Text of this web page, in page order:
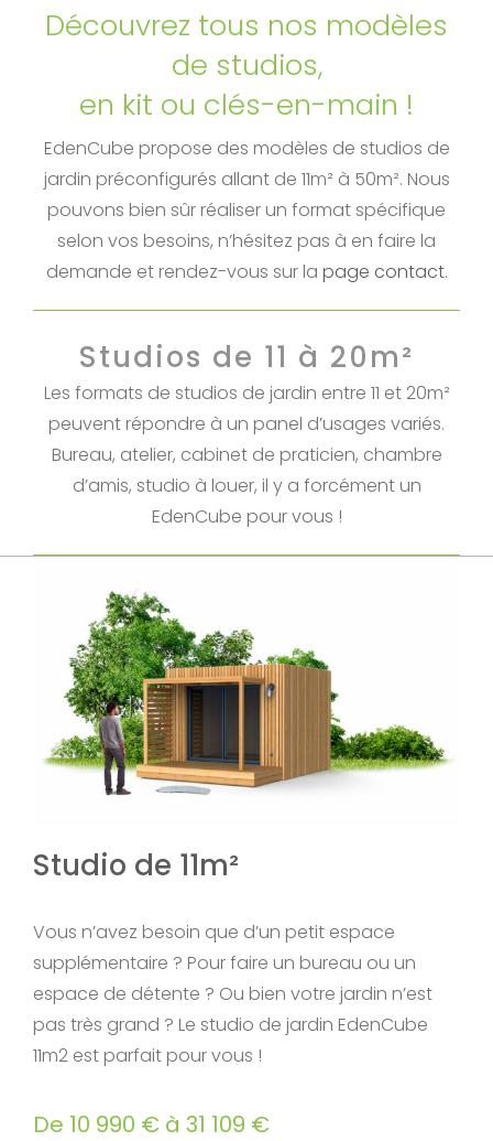
Découvrez tous nos modèles
de studios,
en kit ou clés-en-main !
EdenCube propose des modèles de studios de
jardin préconfigurés allant de 11m² à 50m². Nous
pouvons bien sûr réaliser un format spécifique
selon vos besoins, n’hésitez pas à en faire la
demande et rendez-vous sur la page contact.
Studios de 11 à 20m²
Les formats de studios de jardin entre 11 et 20m²
peuvent répondre à un panel d’usages variés.
Bureau, atelier, cabinet de praticien, chambre
d’amis, studio à louer, il y a forcément un
EdenCube pour vous !
Studio de 11m²
Vous n’avez besoin que d’un petit espace
supplémentaire ? Pour faire un bureau ou un
espace de détente ? Ou bien votre jardin n’est
pas très grand ? Le studio de jardin EdenCube
11m2 est parfait pour vous !
De 10 990 € à 31 109 €